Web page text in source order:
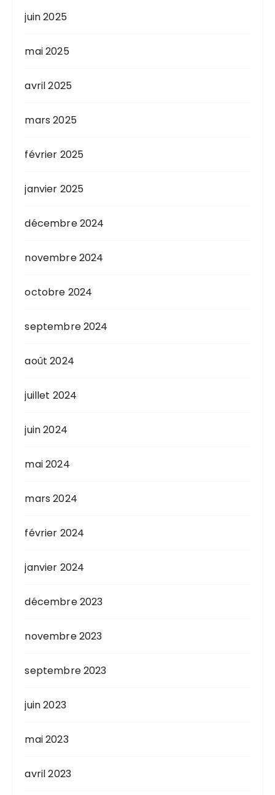
juin 2025
mai 2025
avril 2025
mars 2025
février 2025
janvier 2025
décembre 2024
novembre 2024
octobre 2024
septembre 2024
août 2024
juillet 2024
juin 2024
mai 2024
mars 2024
février 2024
janvier 2024
décembre 2023
novembre 2023
septembre 2023
juin 2023
mai 2023
avril 2023